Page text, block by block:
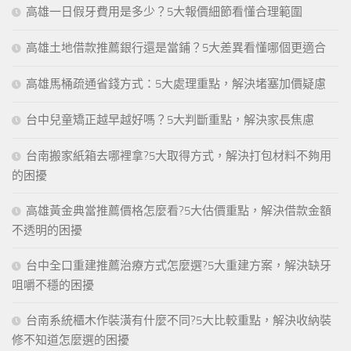
高雄一日假牙費用是多少？5大報價細節看懂合理範圍
高雄土地借款推薦銀行還是當鋪？5大差異看懂哪個更適合
高雄馬桶疏通省錢方式：5大處理重點，解決堵塞加價疑慮
台中兒童矯正越早越好嗎？5大判斷重點，解決家長焦慮
台南搬家紙箱去哪裡拿?5大取得方式，解決打包材料不夠用
的困擾
高雄黃金典當推薦價格怎麼看?5大估價重點，解決借款金額
不透明的困擾
台中全口重建推薦治療方式怎麼選?5大重建方案，解決缺牙
咀嚼不穩的困擾
台南系統櫃木作裝潢有什麼不同?5大比較重點，解決收納裝
修不知道怎麼選的困擾